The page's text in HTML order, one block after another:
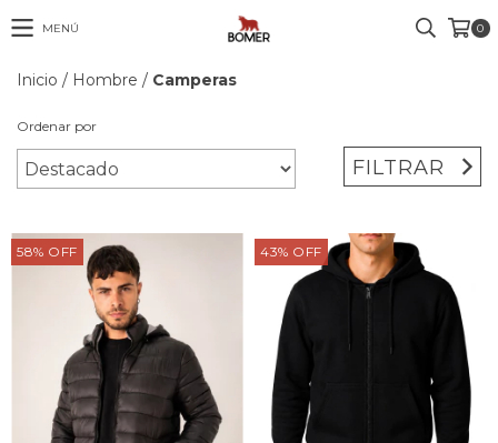
MENÚ 0
Inicio / Hombre / Camperas
Ordenar por
FILTRAR
58% OFF 43% OFF